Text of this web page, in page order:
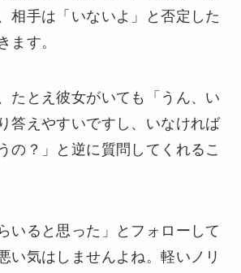
相手は「いないよ」と否定した
ます。
たとえ彼女がいても「うん、い
答えやすいですし、いなければ
の？」と逆に質問してくれるこ
いると思った」とフォローして
い気はしませんよね。軽いノリ